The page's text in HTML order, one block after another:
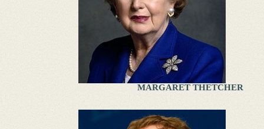
MARGARET THETCHER